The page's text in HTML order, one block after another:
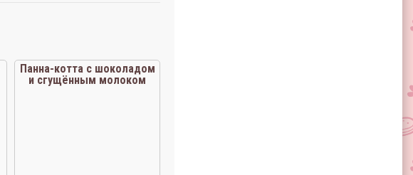
Панна-котта с шоколадом
и сгущённым молоком